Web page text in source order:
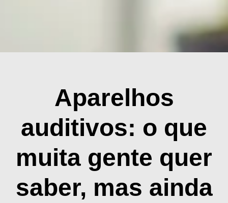
Aparelhos
auditivos: o que
muita gente quer
saber, mas ainda